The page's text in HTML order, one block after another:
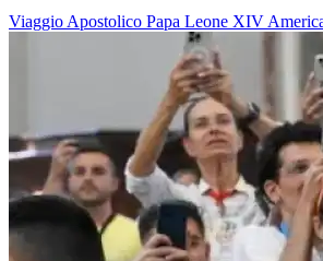
Viaggio Apostolico Papa Leone XIV